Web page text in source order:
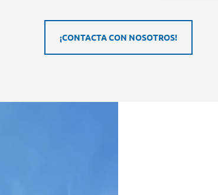
¡CONTACTA CON NOSOTROS!